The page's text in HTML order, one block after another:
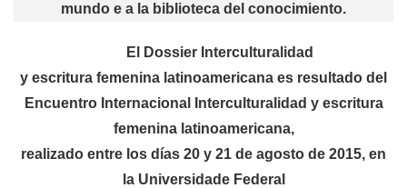
mundo e a la biblioteca del conocimiento.
El Dossier Interculturalidad
y escritura femenina latinoamericana es resultado del
Encuentro Internacional Interculturalidad y escritura
femenina latinoamericana,
realizado entre los días 20 y 21 de agosto de 2015, en
la Universidade Federal